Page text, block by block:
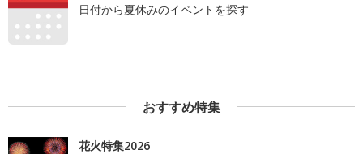
日付から夏休みのイベントを探す
おすすめ特集
花火特集2026